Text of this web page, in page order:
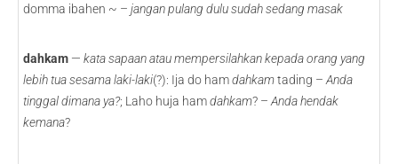
domma ibahen ~ – jangan pulang dulu sudah sedang masak
dahkam — kata sapaan atau mempersilahkan kepada orang yang
lebih tua sesama laki-laki(?): Ija do hamdahkamtading – Anda
tinggal dimana ya?; Laho huja hamdahkam? – Anda hendak
kemana?